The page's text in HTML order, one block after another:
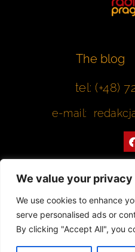
We value your privacy
We use cookies to enhance
serve personalised ads or
By clicking "Accept All", you
The blog
tel: (+48)
e-mail:
Współpracujemy z
© 2022 All rights
Projekt strony